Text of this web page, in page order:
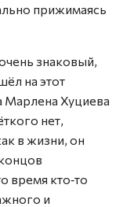
прижимаясь
знаковый,
на этот
Марлена Хуциева
нет,
в жизни, он
время кто‑то
и